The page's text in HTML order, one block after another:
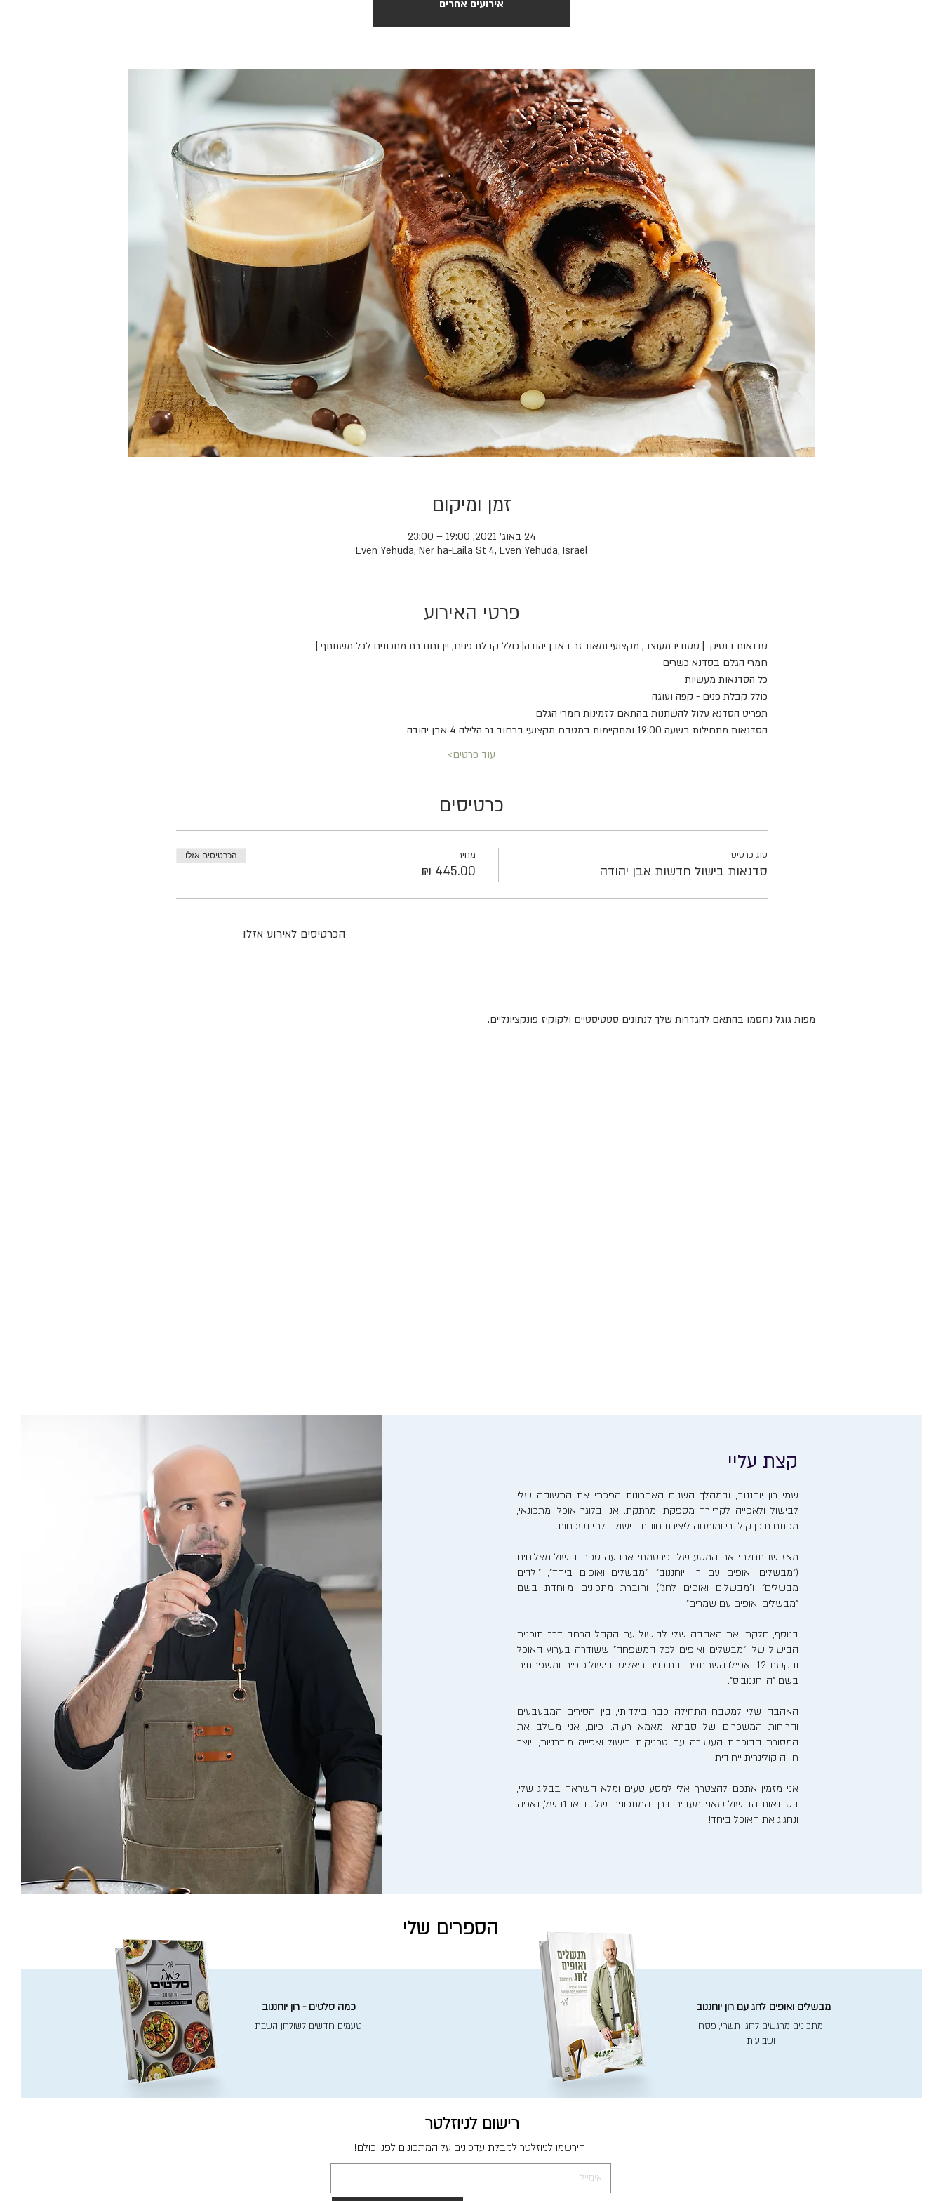
אירועים אחרים
זמן ומיקום
24 באוג׳ 2021, 19:00 – 23:00
Even Yehuda, Ner ha-Laila St 4, Even Yehuda, Israel
פרטי האירוע
סדנאות בוטיק  | סטודיו מעוצב, מקצועי ומאובזר באבן יהודה| כולל קבלת פנים, יין וחוברת מתכונים לכל משתתף |
חמרי הגלם בסדנא כשרים
כל הסדנאות מעשיות
כולל קבלת פנים - קפה ועוגה
תפריט הסדנא עלול להשתנות בהתאם לזמינות חמרי הגלם
הסדנאות מתחילות בשעה 19:00 ומתקיימות במטבח מקצועי ברחוב נר הלילה 4 אבן יהודה
עוד פרטים>
כרטיסים
סוג כרטיס
סדנאות בישול חדשות אבן יהודה
מחיר הכרטיסים אזלו
הכרטיסים לאירוע אזלו
מפות גוגל נחסמו בהתאם להגדרות שלך לנתונים סטטיסטיים ולקוקיז פונקציונליים.
קצת עליי
שמי רון יוחננוב, ובמהלך השנים האחרונות הפכתי את התשוקה שלי
לבישול ולאפייה לקריירה מספקת ומרתקת. אני בלוגר אוכל, מתכונאי,
מפתח תוכן קולינרי ומומחה ליצירת חוויות בישול בלתי נשכחות.
מאז שהתחלתי את המסע שלי, פרסמתי ארבעה ספרי בישול מצליחים
("מבשלים ואופים עם רון יוחננוב", "מבשלים ואופים ביחד", "ילדים
מבשלים" ו"מבשלים ואופים לחג") וחוברת מתכונים מיוחדת בשם
"מבשלים ואופים עם שמרים".
בנוסף, חלקתי את האהבה שלי לבישול עם הקהל הרחב דרך תוכנית
הבישול שלי "מבשלים ואופים לכל המשפחה" ששודרה בערוץ האוכל
ובקשת 12, ואפילו השתתפתי בתוכנית ריאליטי בישול כיפית ומשפחתית
בשם "היוחננוב'ס".
האהבה שלי למטבח התחילה כבר בילדותי, בין הסירים המבעבעים
והריחות המשכרים של סבתא ומאמא רעיה. כיום, אני משלב את
המסורת הבוכרית העשירה עם טכניקות בישול ואפייה מודרניות, ויוצר
חוויה קולינרית ייחודית.
אני מזמין אתכם להצטרף אלי למסע טעים ומלא השראה בבלוג שלי,
בסדנאות הבישול שאני מעביר ודרך המתכונים שלי. בואו נבשל, נאפה
ונחגוג את האוכל ביחד!
הספרים שלי
כמה סלטים - רון יוחננוב
טעמים חדשים לשולחן השבת
מבשלים ואופים לחג עם רון יוחננוב
מתכונים מרגשים לחגי תשרי, פסח
ושבועות
רישום לניוזלטר
הירשמו לניוזלטר לקבלת עדכונים על המתכונים לפני כולם!